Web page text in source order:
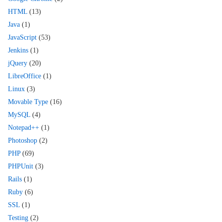
HTML (13)
Java (1)
JavaScript (53)
Jenkins (1)
jQuery (20)
LibreOffice (1)
Linux (3)
Movable Type (16)
MySQL (4)
Notepad++ (1)
Photoshop (2)
PHP(69)
PHPUnit (3)
Rails (1)
Ruby (6)
SSL (1)
Testing (2)